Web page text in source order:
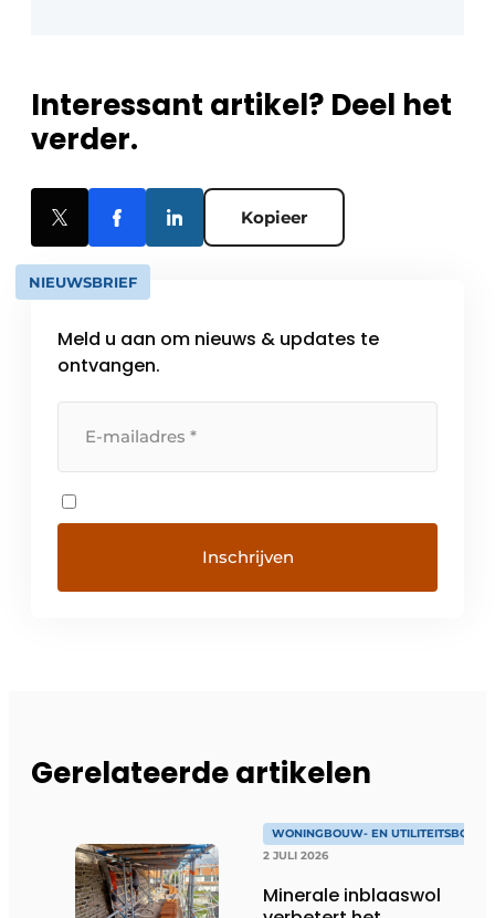
Interessant artikel? Deel het
verder.
Kopieer
NIEUWSBRIEF
Meld u aan om nieuws & updates te
ontvangen.
Gerelateerde artikelen
WONINGBOUW- EN UTILITEITSBOUW
2 JULI 2026
Minerale inblaaswol